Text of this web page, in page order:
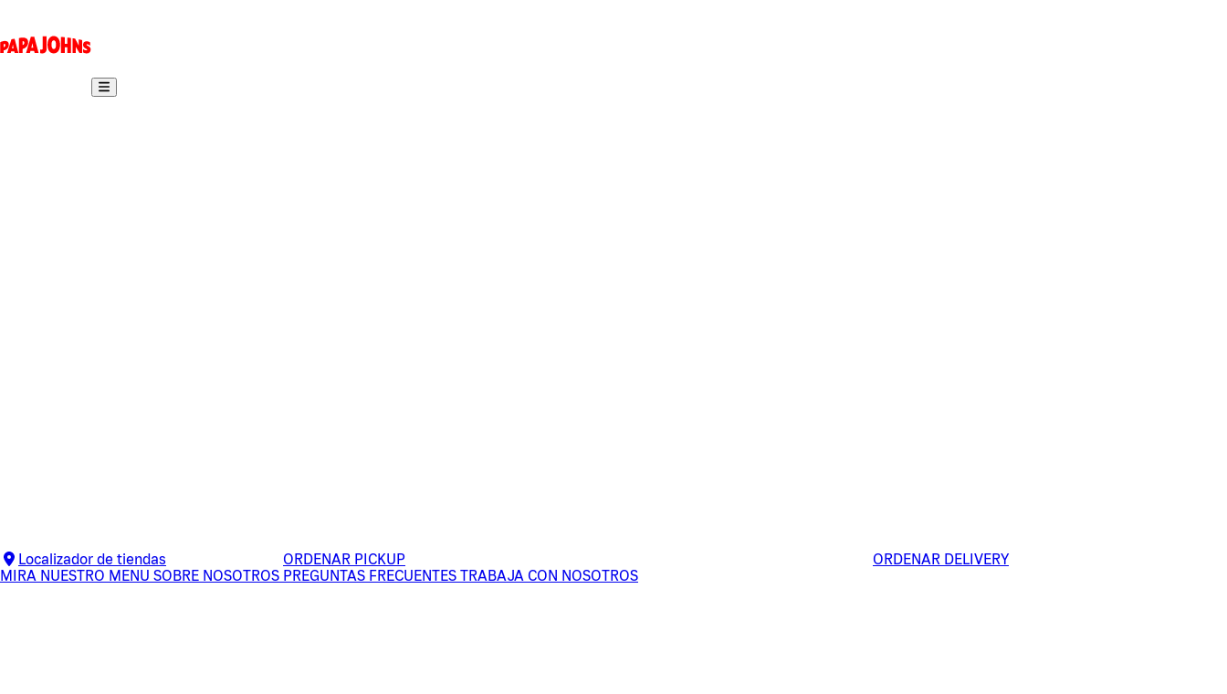
Localizador de tiendas ORDENAR PICKUP
ORDENAR DELIVERY
MIRA NUESTRO MENU SOBRE NOSOTROS PREGUNTAS FRECUENTES TRABAJA CON NOSOTROS